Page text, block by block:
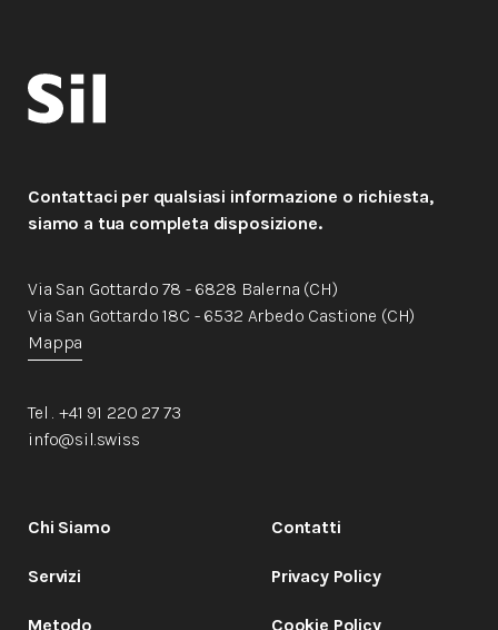
Contattaci per qualsiasi informazione o richiesta,
siamo a tua completa disposizione.
Via San Gottardo 78 - 6828 Balerna (CH)
Via San Gottardo 18C - 6532 Arbedo Castione (CH)
Mappa
Tel . +41 91 220 27 73
info@sil.swiss
Chi Siamo
Servizi
Metodo
Contatti
Privacy Policy
Cookie Policy